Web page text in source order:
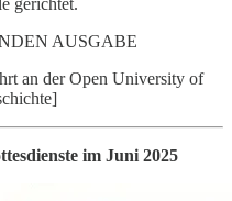
AUSGABE
an der Open University of
im Juni 2025